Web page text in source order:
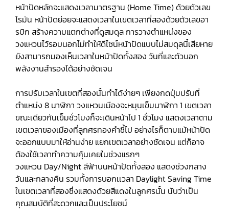
หน้าปัดหลักจะแสดงเวลามาตรฐาน (Home Time) ด้วยตัวเลข
โรมัน หน้าปัดย่อยจะแสดงเวลาในเขตเวลาที่สองด้วยตัวเลขอา
รบิก สร้างความแตกต่างที่ดูสมดุล การวางตำแหน่งของ
วงแหวนไว้รอบนอกไม่ทำให้ดีไซน์หน้าปัดแบบไม่สมดุลนี้เสียหาย
ยังสามารถมองเห็นเวลาในหน้าปัดทั้งสอง วันที่และตัวบอก
พลังงานสำรองได้อย่างชัดเจน
การปรับเวลาในเขตที่สองนั้นทำได้ง่ายๆ เพียงกดปุ่มปรับที่
ตำแหน่ง 8 นาฬิกา วงแหวนเมืองจะหมุนเข็มนาฬิกา 1 เขตเวลา
ขณะเดียวกันเข็มชั่วโมงก็จะเดินหน้าไป 1 ชั่วโมง แสดงเวลาตาม
เขตเวลาของเมืองที่ลูกศรทองคำชี้ไป อย่างไรก็ตามแม้หน้าปัด
จะออกแบบมาให้อ่านง่าย แยกเขตเวลาอย่างชัดเจน แต่ก็อาจ
ต้องใช้เวลาทำความคุ้นเคยในช่วงแรกๆ
วงแหวน Day/Night สีฟ้าบนหน้าปัดทั้งสอง แสดงช่วงกลาง
วันและกลางคืน รวมทั้งการบอกเเวลา Daylight Saving Time
ในเขตเวลาที่สองซึ่งแสดงด้วยสีแดงในลูกศรนั้น นับว่าเป็น
คุณสมบัติที่สะดวกและเป็นประโยชน์